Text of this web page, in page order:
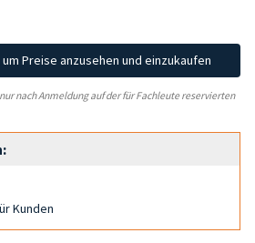
Preise anzusehen und einzukaufen
nach Anmeldung auf der für Fachleute reservierten
Kunden